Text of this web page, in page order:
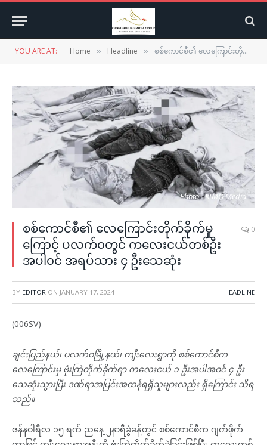
YOU ARE AT: Home » Headline » စစ်ကောင်စီ၏ လေကြောင်းတိုက်ခိုက်မှုကြောင့် ပလက်၀တွင် ကလေးငယ်တစ်ဦးအပါ၀င် အရပ်သား ၄ ဦးသေဆုံး
Photo - KIMO Media
စစ်ကောင်စီ၏ လေကြောင်းတိုက်ခိုက်မှု
ကြောင့် ပလက်၀တွင် ကလေးငယ်တစ်ဦး
အပါ၀င် အရပ်သား ၄ ဦးသေဆုံး
0
BY EDITOR ON JANUARY 17, 2024 HEADLINE
(006SV)
ချင်းပြည်နယ်၊ ပလက်ဝမြို့နယ်၊ ကျီးလေးရွာကို စစ်ကောင်စီက
လေကြောင်းမှ ဗုံးကြဲတိုက်ခိုက်ရာ ကလေးငယ် ၁ ဦးအပါအဝင် ၄ ဦး
သေဆုံးသွားပြီး ဒဏ်ရာအပြင်းအထန်ရရှိသူများလည်း ရှိကြောင်း သိရ
သည်။
ဇန်နဝါရီလ ၁၅ ရက် ညနေ့ ၂နာရီခွဲခန့်တွင် စစ်ကောင်စီက ဂျက်ဖိုက်